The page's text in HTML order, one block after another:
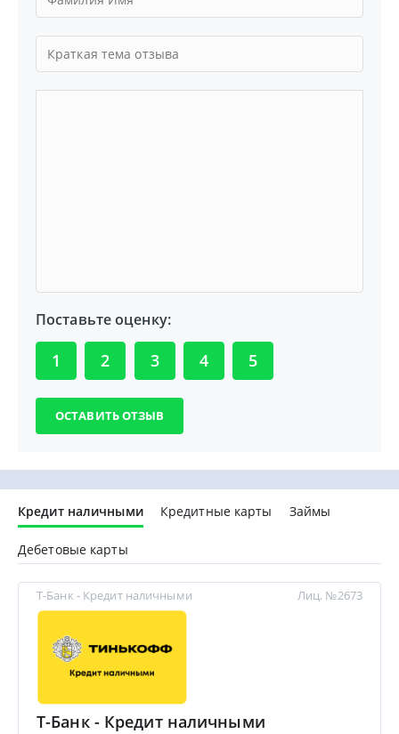
Поставьте оценку:
1 2 3 4 5
Кредит наличными Кредитные карты Займы
Дебетовые карты
Т-Банк - Кредит наличными
Т-Банк - Кредит наличными
Лиц. №2673